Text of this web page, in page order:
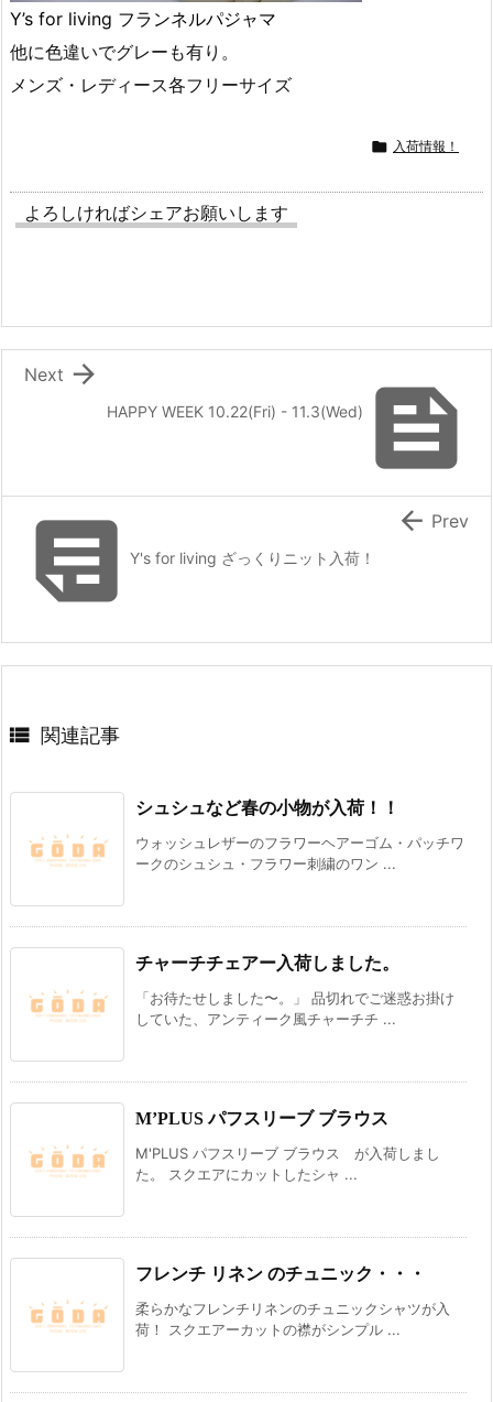
Y’s for living フランネルパジャマ
他に色違いでグレーも有り。
メンズ・レディース各フリーサイズ
 入荷情報！
よろしければシェアお願いします

HAPPY WEEK 10.22(Fri) - 11.3(Wed)

Next
Y's for living ざっくりニット入荷！
 Prev
 関連記事
シュシュなど春の小物が入荷！！
ウォッシュレザーのフラワーヘアーゴム・パッチワ
ークのシュシュ・フラワー刺繍のワン ...
チャーチチェアー入荷しました。
「お待たせしました〜。」 品切れでご迷惑お掛け
していた、アンティーク風チャーチチ ...
M’PLUS パフスリーブ ブラウス
M'PLUS パフスリーブ ブラウス が入荷しまし
た。 スクエアにカットしたシャ ...
フレンチ リネン のチュニック・・・
柔らかなフレンチリネンのチュニックシャツが入
荷！ スクエアーカットの襟がシンプル ...